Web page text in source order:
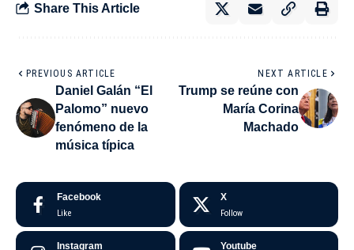
Share This Article
PREVIOUS ARTICLE
Daniel Galán “El
Palomo” nuevo
fenómeno de la
música típica
NEXT ARTICLE
Trump se reúne con
María Corina
Machado
Facebook
Like
X
Follow
Instagram Youtube